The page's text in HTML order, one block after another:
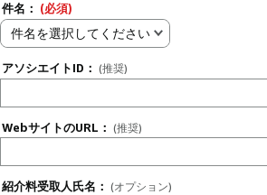
件名： (必須)
件名を選択してください
アソシエイトID： (推奨)
WebサイトのURL： (推奨)
紹介料受取人氏名： (オプション)